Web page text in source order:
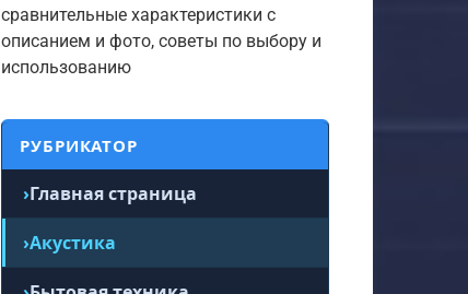
сравнительные характеристики с
описанием и фото, советы по выбору и
использованию
РУБРИКАТОР
Главная страница
Акустика